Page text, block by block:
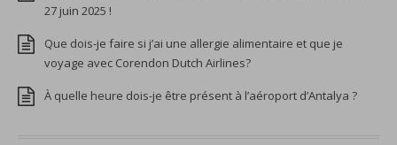
27 juin 2025 !
Que dois-je faire si j’ai une allergie alimentaire et que je
voyage avec Corendon Dutch Airlines?
À quelle heure dois-je être présent à l’aéroport d’Antalya ?